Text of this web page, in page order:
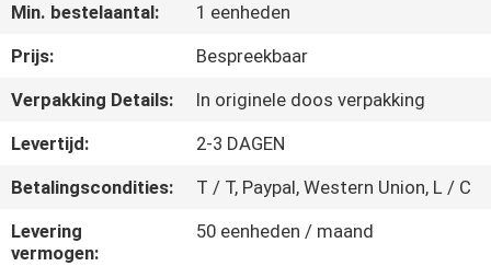
KWALITEITSCONTROLE
NEEM
CONTACT
ONS
OP
Min. bestelaantal:
1 eenheden
Prijs:
Bespreekbaar
Verpakking Details:
In originele doos verpakking
Levertijd:
2-3 DAGEN
Betalingscondities:
T / T, Paypal, Western Union, L / C
Levering
vermogen:
50 eenheden / maand